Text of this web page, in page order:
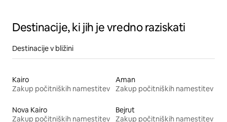
Destinacije, ki jih je vredno raziskati
Destinacije v bližini
Kairo
Zakup počitniških namestitev
Aman
Zakup počitniških namestitev
Nova Kairo
Zakup počitniških namestitev
Bejrut
Zakup počitniških namestitev